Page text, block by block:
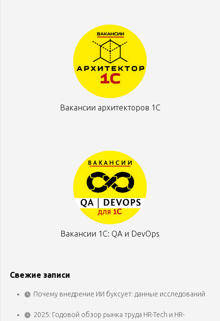
Вакансии архитекторов 1С
Вакансии 1С: QA и DevOps
Свежие записи
Почему внедрение ИИ буксует: данные исследований
2025: Годовой обзор рынка труда HR-Tech и HR-